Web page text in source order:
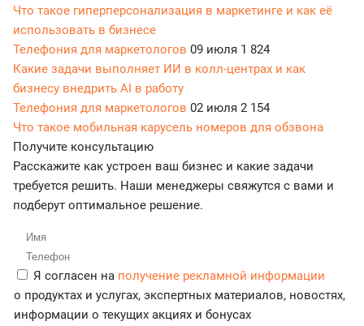
Что такое гиперперсонализация в маркетинге и как её
использовать в бизнесе
Телефония для маркетологов 09 июля 1 824
Какие задачи выполняет ИИ в колл-центрах и как
бизнесу внедрить AI в работу
Телефония для маркетологов 02 июля 2 154
Что такое мобильная карусель номеров для обзвона
Получите консультацию
Расскажите как устроен ваш бизнес и какие задачи
требуется решить. Наши менеджеры свяжутся с вами и
подберут оптимальное решение.
Я согласен на получение рекламной информации
о продуктах и услугах, экспертных материалов, новостях,
информации о текущих акциях и бонусах